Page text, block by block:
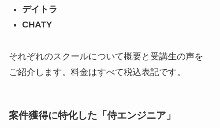
デイトラ
CHATY
それぞれのスクールについて概要と受講生の声を
ご紹介します。料金はすべて税込表記です。
案件獲得に特化した「侍エンジニア」